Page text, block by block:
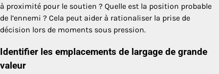
à proximité pour le soutien ? Quelle est la position probable
de l’ennemi ? Cela peut aider à rationaliser la prise de
décision lors de moments sous pression.
Identifier les emplacements de largage de grande
valeur